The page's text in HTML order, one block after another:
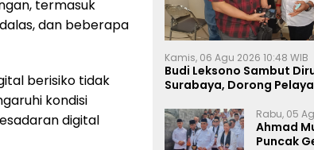
termasuk
dan beberapa
berisiko tidak
kondisi
digital
Kamis, 06 Agu 2026 10:48 WIB
Budi Leksono Sambut
Surabaya, Dorong
Rabu, 05
Ahmad
Puncak